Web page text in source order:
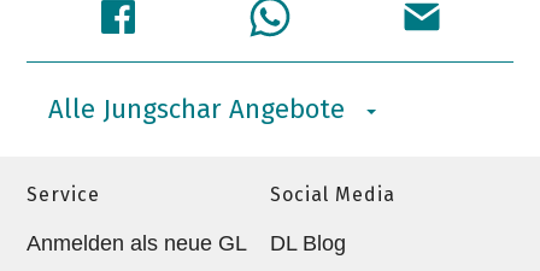
Alle Jungschar Angebote
Service
Anmelden als neue GL
Social Media
DL Blog